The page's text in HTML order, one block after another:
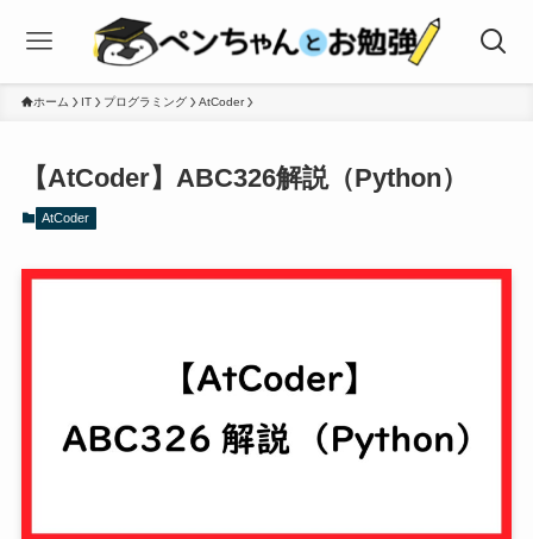
ホーム IT プログラミング AtCoder
【AtCoder】ABC326解説（Python）
AtCoder